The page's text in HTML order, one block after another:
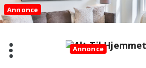
Videre
til
indhold
Annonce
Annonce